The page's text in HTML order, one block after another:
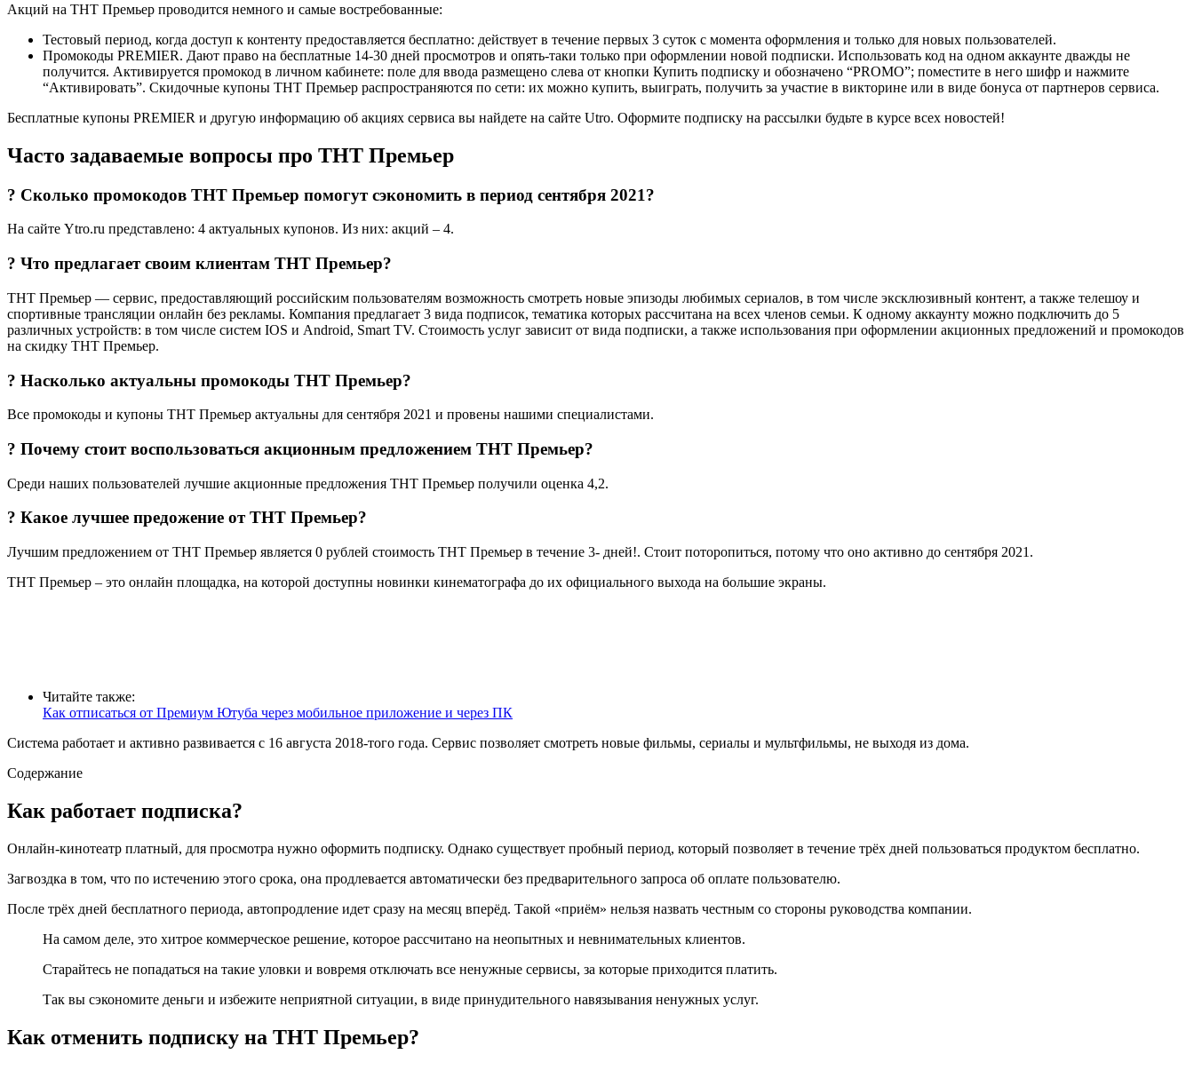
Акций на ТНТ Премьер проводится немного и самые востребованные:
Тестовый период, когда доступ к контенту предоставляется бесплатно: действует в течение первых 3 суток с момента оформления и только для новых пользователей.
Промокоды PREMIER. Дают право на бесплатные 14-30 дней просмотров и опять-таки только при оформлении новой подписки. Использовать код на одном аккаунте дважды не
получится. Активируется промокод в личном кабинете: поле для ввода размещено слева от кнопки Купить подписку и обозначено “PROMO”; поместите в него шифр и нажмите
“Активировать”. Скидочные купоны ТНТ Премьер распространяются по сети: их можно купить, выиграть, получить за участие в викторине или в виде бонуса от партнеров сервиса.
Бесплатные купоны PREMIER и другую информацию об акциях сервиса вы найдете на сайте Utro. Оформите подписку на рассылки будьте в курсе всех новостей!
Часто задаваемые вопросы про ТНТ Премьер
? Сколько промокодов ТНТ Премьер помогут сэкономить в период сентября 2021?
На сайте Ytro.ru представлено: 4 актуальных купонов. Из них: акций – 4.
? Что предлагает своим клиентам ТНТ Премьер?
ТНТ Премьер — сервис, предоставляющий российским пользователям возможность смотреть новые эпизоды любимых сериалов, в том числе эксклюзивный контент, а также телешоу и
спортивные трансляции онлайн без рекламы. Компания предлагает 3 вида подписок, тематика которых рассчитана на всех членов семьи. К одному аккаунту можно подключить до 5
различных устройств: в том числе систем IOS и Android, Smart TV. Стоимость услуг зависит от вида подписки, а также использования при оформлении акционных предложений и промокодов
на скидку ТНТ Премьер.
? Насколько актуальны промокоды ТНТ Премьер?
Все промокоды и купоны ТНТ Премьер актуальны для сентября 2021 и провены нашими специалистами.
? Почему стоит воспользоваться акционным предложением ТНТ Премьер?
Среди наших пользователей лучшие акционные предложения ТНТ Премьер получили оценка 4,2.
? Какое лучшее предожение от ТНТ Премьер?
Лучшим предложением от ТНТ Премьер является 0 рублей стоимость ТНТ Премьер в течение 3- дней!. Стоит поторопиться, потому что оно активно до сентября 2021.
ТНТ Премьер – это онлайн площадка, на которой доступны новинки кинематографа до их официального выхода на большие экраны.
Читайте также:
Как отписаться от Премиум Ютуба через мобильное приложение и через ПК
Система работает и активно развивается с 16 августа 2018-того года. Сервис позволяет смотреть новые фильмы, сериалы и мультфильмы, не выходя из дома.
Содержание
Как работает подписка?
Онлайн-кинотеатр платный, для просмотра нужно оформить подписку. Однако существует пробный период, который позволяет в течение трёх дней пользоваться продуктом бесплатно.
Загвоздка в том, что по истечению этого срока, она продлевается автоматически без предварительного запроса об оплате пользователю.
После трёх дней бесплатного периода, автопродление идет сразу на месяц вперёд. Такой «приём» нельзя назвать честным со стороны руководства компании.
На самом деле, это хитрое коммерческое решение, которое рассчитано на неопытных и невнимательных клиентов.
Старайтесь не попадаться на такие уловки и вовремя отключать все ненужные сервисы, за которые приходится платить.
Так вы сэкономите деньги и избежите неприятной ситуации, в виде принудительного навязывания ненужных услуг.
Как отменить подписку на ТНТ Премьер?